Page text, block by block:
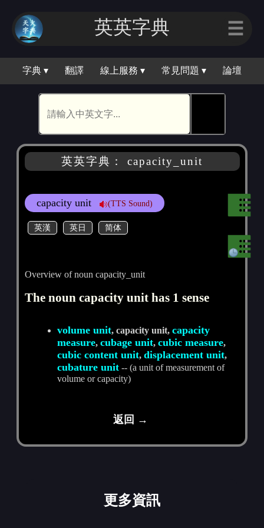
英英字典 ☰
字典 ▾ 翻譯 線上服務 ▾ 常見問題 ▾ 論壇
英英字典： capacity_unit
capacity unit (TTS Sound)
英漢 英日 简体
Overview of noun capacity_unit
The noun capacity unit has 1 sense
volume unit, capacity unit,capacity
measure,cubage unit,cubic measure,
cubic content unit,displacement unit,
cubature unit -- (a unit of measurement of
volume or capacity)
返回 →
更多資訊